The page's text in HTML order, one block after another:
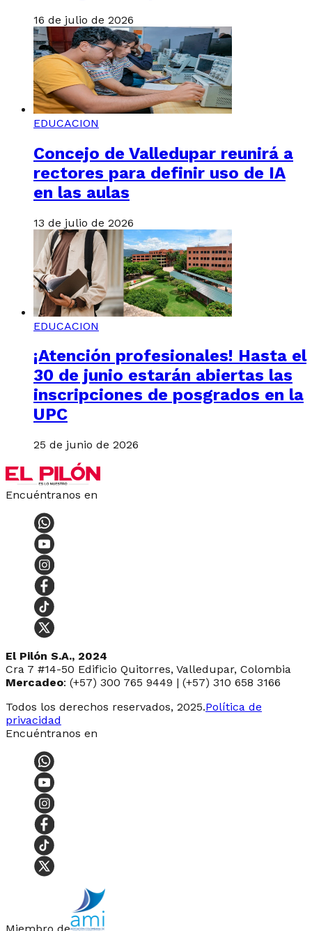
16 de julio de 2026
EDUCACION
Concejo de Valledupar reunirá a
rectores para definir uso de IA
en las aulas
13 de julio de 2026
EDUCACION
¡Atención profesionales! Hasta el
30 de junio estarán abiertas las
inscripciones de posgrados en la
UPC
25 de junio de 2026
Encuéntranos en
El Pilón S.A., 2024
Cra 7 #14-50 Edificio Quitorres, Valledupar, Colombia
Mercadeo: (+57) 300 765 9449 | (+57) 310 658 3166
Todos los derechos reservados, 2025.Política de
privacidad
Encuéntranos en